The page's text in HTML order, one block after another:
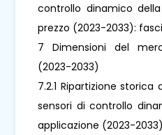
controllo dinamico
prezzo (2023-2033):
7 Dimensioni del
(2023-2033)
7.2.1 Ripartizione
sensori di controllo
applicazione (2023-2033)